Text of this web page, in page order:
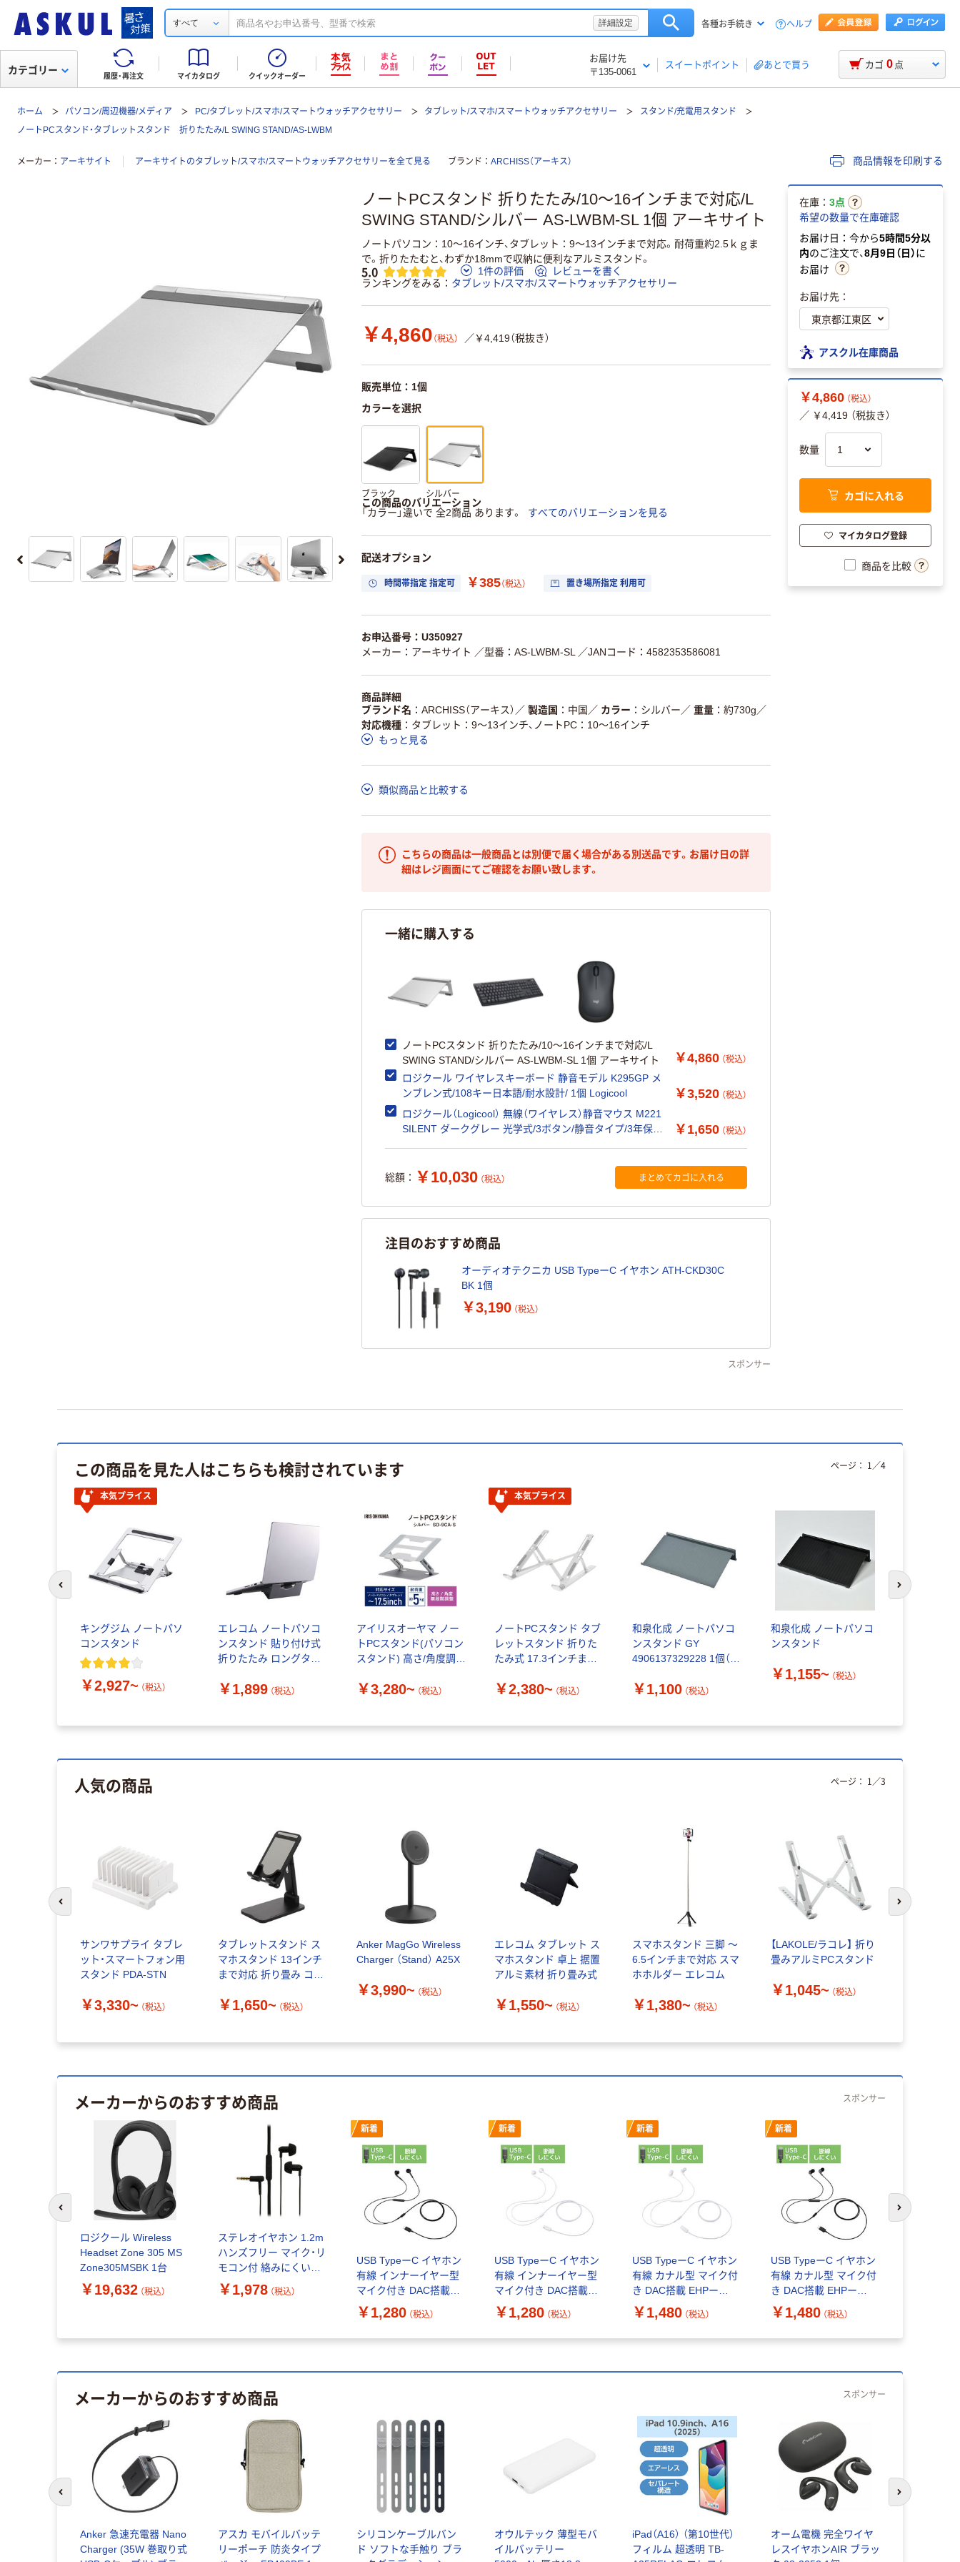
すべて 詳細設定 各種お手続き ヘルプ
履歴・再注文 マイカタログ クイックオーダー
お届け先
〒135-0061
スイートポイント あとで買う
カテゴリー カゴ 0 点
ホーム パソコン/周辺機器/メディア PC/タブレット/スマホ/スマートウォッチアクセサリー タブレット/スマホ/スマートウォッチアクセサリー
スタンド/充電用スタンド
ノートPCスタンド・タブレットスタンド 折りたたみ/L SWING STAND/AS-LWBM
メーカー アーキサイト アーキサイトのタブレット/スマホ/スマートウォッチアクセサリーを全て見る ブランド ARCHISS（アーキス） 商品情報を印刷する
ノートPCスタンド 折りたたみ/10～16インチまで対応/L
SWING STAND/シルバー AS-LWBM-SL 1個 アーキサイト
ノートパソコン：10～16インチ、タブレット：9～13インチまで対応。耐荷重約2.5ｋｇま
で。折りたたむと、わずか18mmで収納に便利なアルミスタンド。
5.0 1件の評価
レビューを書く
ランキングをみる
タブレット/スマホ/スマートウォッチアクセサリー
￥4,860 （税込） ／￥4,419（税抜き）
販売単位：1個
カラーを選択
ブラック シルバー
この商品のバリエーション
「カラー」違いで 全2商品 あります。
すべてのバリエーションを見る
配送オプション
時間帯指定 指定可 ￥385（税込） 置き場所指定 利用可
お申込番号：U350927
メーカー：アーキサイト ／型番：AS-LWBM-SL ／JANコード：4582353586081
商品詳細
ブランド名
ARCHISS（アーキス） ／ 製造国 中国 ／ カラー シルバー ／ 重量 約730g ／
対応機種
タブレット：9～13インチ、ノートPC：10～16インチ
もっと見る
類似商品と比較する
こちらの商品は一般商品とは別便で届く場合がある別送品です。お届け日の詳
細はレジ画面にてご確認をお願い致します。
一緒に購入する
ノートPCスタンド 折りたたみ/10～16インチまで対応/L
SWING STAND/シルバー AS-LWBM-SL 1個 アーキサイト
￥4,860 （税込）
ロジクール ワイヤレスキーボード 静音モデル K295GP メ
ンブレン式/108キー日本語/耐水設計/ 1個 Logicool
￥3,520 （税込）
ロジクール（Logicool） 無線（ワイヤレス）静音マウス M221
SILENT ダークグレー 光学式/3ボタン/静音タイプ/3年保証
￥1,650 （税込）
総額： ￥10,030 （税込） まとめてカゴに入れる
注目のおすすめ商品
オーディオテクニカ USB TypeーC イヤホン ATH-CKD30C
BK 1個
￥3,190 （税込）
スポンサー
在庫： 3点
希望の数量で在庫確認
お届け日：今から5時間5分以
内のご注文で、8月9日（日）に
お届け
お届け先：
アスクル在庫商品
￥4,860 （税込）
／ ￥4,419 （税抜き）
数量
カゴに入れる
マイカタログ登録
商品を比較
この商品を見た人はこちらも検討されています
本気プライス
キングジム ノートパソ
コンスタンド
￥2,927~ （税込）
エレコム ノートパソコ
ンスタンド 貼り付け式
折りたたみ ロングタイ
PCAWLTSLL01GY 1個
￥1,899 （税込）
アイリスオーヤマ ノー
トPCスタンド(パソコン
スタンド) 高さ/角度調節
￥3,280~ （税込）
本気プライス
ノートPCスタンド タブ
レットスタンド 折りた
たみ式 17.3インチまで
ミ製 オウルテック
￥2,380~ （税込）
和泉化成 ノートパソコ
ンスタンド GY
4906137329228 1個（直
￥1,100 （税込）
和泉化成 ノートパソコ
ンスタンド
￥1,155~ （税込）
ページ： 1 ／4
前のスライドへ 次のスライド
人気の商品
サンワサプライ タブレ
ット・スマートフォン用
スタンド PDA-STN
￥3,330~ （税込）
タブレットスタンド ス
マホスタンド 13インチ
まで対応 折り畳み コン
MOT-SPSTD05
￥1,650~ （税込）
Anker MagGo Wireless
Charger （Stand） A25X
￥3,990~ （税込）
エレコム タブレット ス
マホスタンド 卓上 据置
アルミ素材 折り畳み式
￥1,550~ （税込）
スマホスタンド 三脚 ～
6.5インチまで対応 スマ
ホホルダー エレコム
￥1,380~ （税込）
【LAKOLE/ラコレ】 折り
畳みアルミPCスタンド
￥1,045~ （税込）
ページ： 1／3
前のスライドへ 次のスライド
メーカーからのおすすめ商品 スポンサー
ロジクール Wireless
Headset Zone 305 MS
Zone305MSBK 1台
￥19,632 （税込）
ステレオイヤホン 1.2m
ハンズフリー マイク・リ
モコン付 絡みにくいフ
ラットケーブル インナ
ーイヤー ブラック オウ
￥1,978 （税込）
新着
USB TypeーC イヤホン
有線 インナーイヤー型
マイク付き DAC搭載
EHPーDF18IMBKーEC
1個 エレコム
￥1,280 （税込）
新着
USB TypeーC イヤホン
有線 インナーイヤー型
マイク付き DAC搭載
EHPーDF18IMWHーEC
1個 エレコム
￥1,280 （税込）
新着
USB TypeーC イヤホン
有線 カナル型 マイク付
き DAC搭載 EHPー
DF19CMWHーEC 1個
エレコム
￥1,480 （税込）
新着
USB TypeーC イヤホン
有線 カナル型 マイク付
き DAC搭載 EHPー
DF19CMBKーEC 1個 エ
レコム
￥1,480 （税込）
前のスライドへ 次のスライド
メーカーからのおすすめ商品 スポンサー
Anker 急速充電器 Nano
Charger (35W 巻取り式
アスカ モバイルバッテ
リーポーチ 防炎タイプ
シリコンケーブルバン
ド ソフトな手触り ブラ
オウルテック 薄型モバ
イルバッテリー
iPad（A16） （第10世代）
フィルム 超透明 TB-
オーム電機 完全ワイヤ
レスイヤホンAIR ブラッ
前のスライドへ 次のスライド